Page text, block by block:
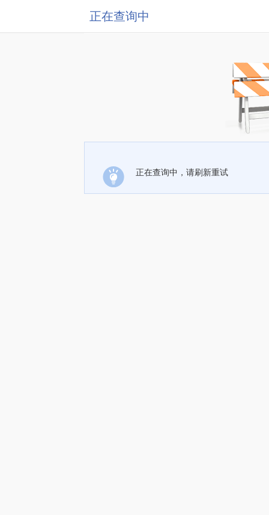
正在查询中
正在查询中，请刷新重试